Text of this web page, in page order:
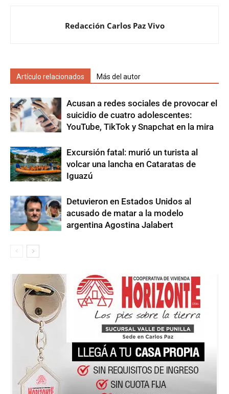
Redacción Carlos Paz Vivo
Artículo relacionados Más del autor
Acusan a redes sociales de provocar el
suicidio de cuatro adolescentes:
YouTube, TikTok y Snapchat en la mira
Excursión fatal: murió un turista al
volcar una lancha en Cataratas de
Iguazú
Detuvieron en Estados Unidos al
acusado de matar a la modelo
argentina Agostina Jalabert